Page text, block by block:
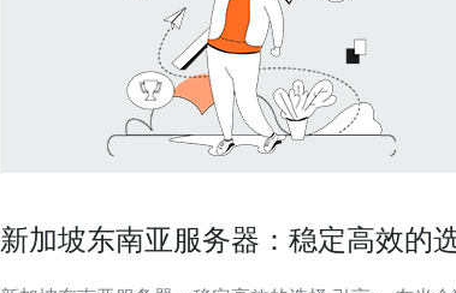
新加坡东南亚服务器：稳定高效的